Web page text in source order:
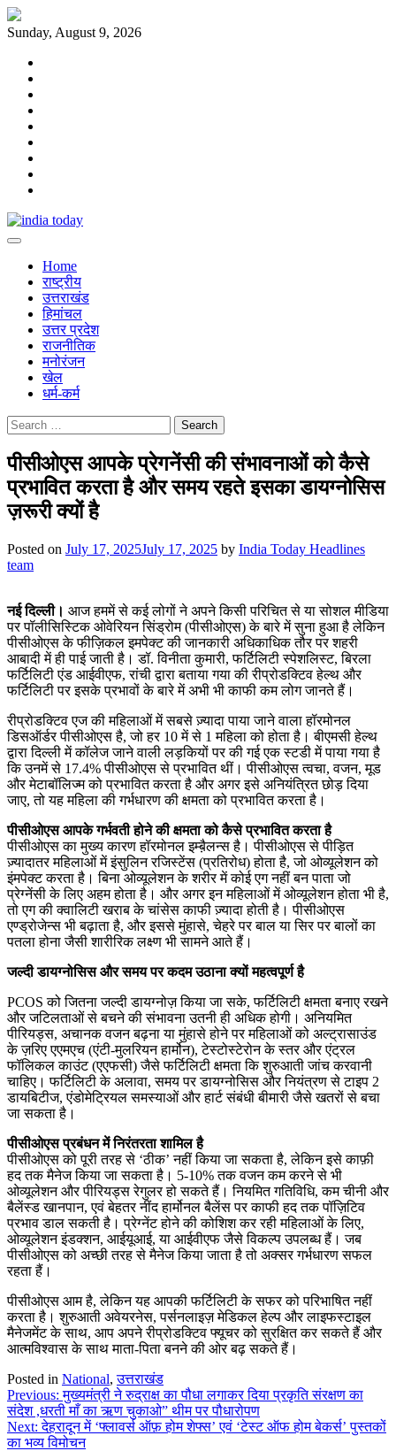
Skip
to
Sunday, August 9, 2026
Home
राष्ट्रीय
उत्तराखंड
हिमांचल
उत्तर प्रदेश
राजनीतिक
मनोरंजन
खेल
धर्म-कर्म
Search
for:
पीसीओएस आपके प्रेगनेंसी की संभावनाओं को कैसे
प्रभावित करता है और समय रहते इसका डायग्नोसिस
ज़रूरी क्यों है
Posted on July 17, 2025July 17, 2025 by India Today Headlines
team
नई दिल्ली। आज हममें से कई लोगों ने अपने किसी परिचित से या सोशल मीडिया
पर पॉलीसिस्टिक ओवेरियन सिंड्रोम (पीसीओएस) के बारे में सुना हुआ है लेकिन
पीसीओएस के फीज़िकल इमपेक्ट की जानकारी अधिकाधिक तौर पर शहरी
आबादी में ही पाई जाती है। डॉ. विनीता कुमारी, फर्टिलिटी स्पेशलिस्ट, बिरला
फर्टिलिटी एंड आईवीएफ, रांची द्वारा बताया गया की रीप्रोडक्टिव हेल्थ और
फर्टिलिटी पर इसके प्रभावों के बारे में अभी भी काफी कम लोग जानते हैं।
रीप्रोडक्टिव एज की महिलाओं में सबसे ज़्यादा पाया जाने वाला हॉरमोनल
डिसऑर्डर पीसीओएस है, जो हर 10 में से 1 महिला को होता है। बीएमसी हेल्थ
द्वारा दिल्ली में कॉलेज जाने वाली लड़कियों पर की गई एक स्टडी में पाया गया है
कि उनमें से 17.4% पीसीओएस से प्रभावित थीं। पीसीओएस त्वचा, वजन, मूड
और मेटाबॉलिज्म को प्रभावित करता है और अगर इसे अनियंत्रित छोड़ दिया
जाए, तो यह महिला की गर्भधारण की क्षमता को प्रभावित करता है।
पीसीओएस आपके गर्भवती होने की क्षमता को कैसे प्रभावित करता है
पीसीओएस का मुख्य कारण हॉरमोनल इम्बै़लन्स है। पीसीओएस से पीड़ित
ज़्यादातर महिलाओं में इंसुलिन रजिस्टेंस (प्रतिरोध) होता है, जो ओव्यूलेशन को
इंमपेक्ट करता है। बिना ओव्यूलेशन के शरीर में कोई एग नहीं बन पाता जो
प्रेग्नेंसी के लिए अहम होता है। और अगर इन महिलाओं में ओव्यूलेशन होता भी है,
तो एग की क्वालिटी खराब के चांसेस काफी ज़्यादा होती है। पीसीओएस
एण्ड्रोजेन्स भी बढ़ाता है, और इससे मुंहासे, चेहरे पर बाल या सिर पर बालों का
पतला होना जैसी शारीरिक लक्ष्ण भी सामने आते हैं।
जल्दी डायग्नोसिस और समय पर कदम उठाना क्यों महत्वपूर्ण है
PCOS को जितना जल्दी डायग्नोज़ किया जा सके, फर्टिलिटी क्षमता बनाए रखने
और जटिलताओं से बचने की संभावना उतनी ही अधिक होगी। अनियमित
पीरियड्स, अचानक वजन बढ़ना या मुंहासे होने पर महिलाओं को अल्ट्रासाउंड
के ज़रिए एएमएच (एंटी-मुलरियन हार्मोन), टेस्टोस्टेरोन के स्तर और एंट्रल
फॉलिकल काउंट (एएफसी) जैसे फर्टिलिटी क्षमता कि शुरुआती जांच करवानी
चाहिए। फर्टिलिटी के अलावा, समय पर डायग्नोसिस और नियंत्रण से टाइप 2
डायबिटीज, एंडोमेट्रियल समस्याओं और हार्ट संबंधी बीमारी जैसे खतरों से बचा
जा सकता है।
पीसीओएस प्रबंधन में निरंतरता शामिल है
पीसीओएस को पूरी तरह से ‘ठीक’ नहीं किया जा सकता है, लेकिन इसे काफ़ी
हद तक मैनेज किया जा सकता है। 5-10% तक वजन कम करने से भी
ओव्यूलेशन और पीरियड्स रेगुलर हो सकते हैं। नियमित गतिविधि, कम चीनी और
बैलेंस्ड खानपान, एवं बेहतर नींद हार्मोनल बैलेंस पर काफी हद तक पॉज़िटिव
प्रभाव डाल सकती है। प्रेग्नेंट होने की कोशिश कर रही महिलाओं के लिए,
ओव्यूलेशन इंडक्शन, आईयूआई, या आईवीएफ जैसे विकल्प उपलब्ध हैं। जब
पीसीओएस को अच्छी तरह से मैनेज किया जाता है तो अक्सर गर्भधारण सफल
रहता हैं।
पीसीओएस आम है, लेकिन यह आपकी फर्टिलिटी के सफर को परिभाषित नहीं
करता है। शुरुआती अवेयरनेस, पर्सनलाइज़ मेडिकल हेल्प और लाइफस्टाइल
मैनेजमेंट के साथ, आप अपने रीप्रोडक्टिव फ्यूचर को सुरक्षित कर सकते हैं और
आत्मविश्वास के साथ माता-पिता बनने की ओर बढ़ सकते हैं।
Posted in National,उत्तराखंड
Post
navigation
Previous: मुख्यमंत्री ने रुद्राक्ष का पौधा लगाकर दिया प्रकृति संरक्षण का
संदेश ,धरती माँ का ऋण चुकाओ” थीम पर पौधारोपण
Next: देहरादून में ‘फ्लावर्स ऑफ़ होम शेफ्स’ एवं ‘टेस्ट ऑफ होम बेकर्स’ पुस्तकों
का भव्य विमोचन